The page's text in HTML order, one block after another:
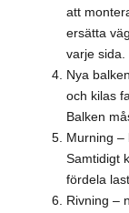
att
ersätta
varje sida.
Nya
och kilas
Balken
Murning –
Samtidigt
fördela
Rivning –